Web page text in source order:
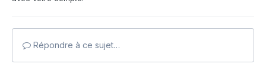
Répondre à ce sujet…